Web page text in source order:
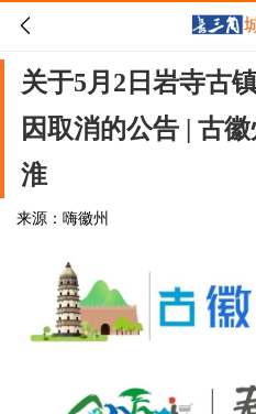

关于5月2日岩寺古
因取消的公告 | 古
淮
来源：嗨徽州